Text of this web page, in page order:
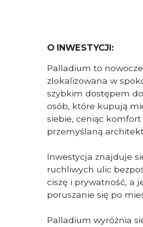
O INWESTYCJI:
Palladium to
zlokalizowana w
szybkim dostępem
osób, które kupują
siebie, ceniąc
przemyślaną
Inwestycja znajduje
ruchliwych ulic
ciszę i prywatność, a
poruszanie się po
Palladium wyróżnia